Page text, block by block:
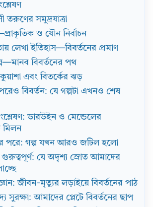
সমুদ্রযাত্রা
ও যৌন নির্বাচন
লেখা ইতিহাস—বিবর্তনের প্রমাণ
বিবর্তনের পথ
এবং বিতর্কের ঝড়
বিবর্তন: যে গল্পটা এখনও শেষ
ডারউইন ও মেন্ডেলের
মিলন
পরে: গল্প যখন আরও জটিল হলো
গুরুত্বপূর্ণ: যে অদৃশ্য স্রোত আমাদের
জীবন-মৃত্যুর লড়াইয়ে বিবর্তনের পাঠ
সুরক্ষা: আমাদের প্লেটে বিবর্তনের ছাপ